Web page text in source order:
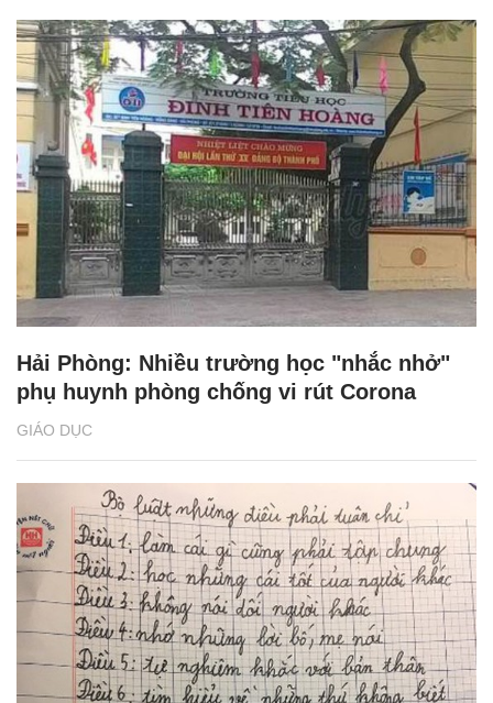
GIÁO DỤC
Hải Phòng: Nhiều trường học "nhắc nhở"
phụ huynh phòng chống vi rút Corona